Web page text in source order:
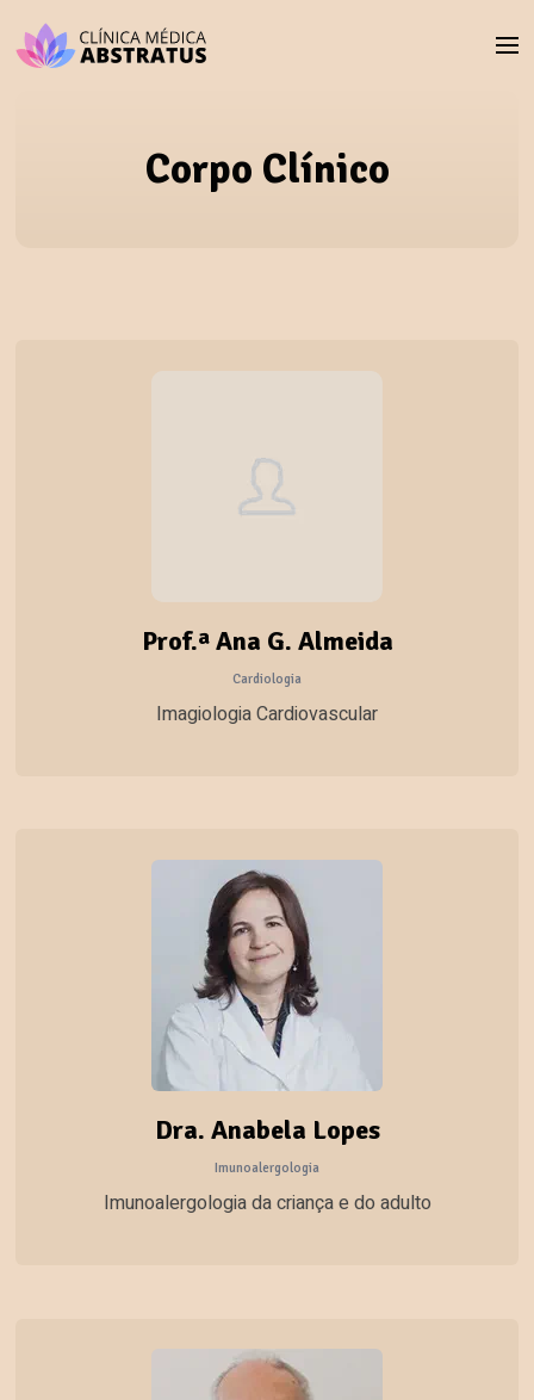
Corpo Clínico
Prof.ª Ana G. Almeida
Cardiologia
Imagiologia Cardiovascular
Dra. Anabela Lopes
Imunoalergologia
Imunoalergologia da criança e do adulto